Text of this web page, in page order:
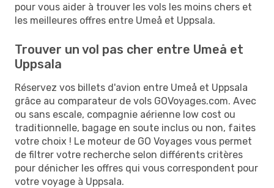
pour vous aider à trouver les vols les moins chers et
les meilleures offres entre Umeå et Uppsala.
Trouver un vol pas cher entre Umeå et
Uppsala
Réservez vos billets d'avion entre Umeå et Uppsala
grâce au comparateur de vols GOVoyages.com. Avec
ou sans escale, compagnie aérienne low cost ou
traditionnelle, bagage en soute inclus ou non, faites
votre choix ! Le moteur de GO Voyages vous permet
de filtrer votre recherche selon différents critères
pour dénicher les offres qui vous correspondent pour
votre voyage à Uppsala.